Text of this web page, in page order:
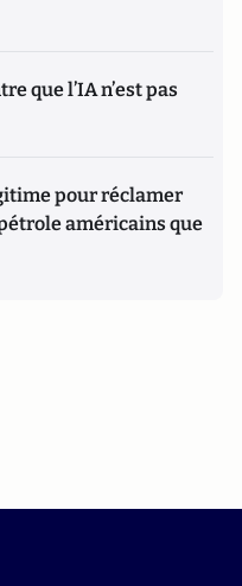
que l’IA n’est pas
pour réclamer
américains que